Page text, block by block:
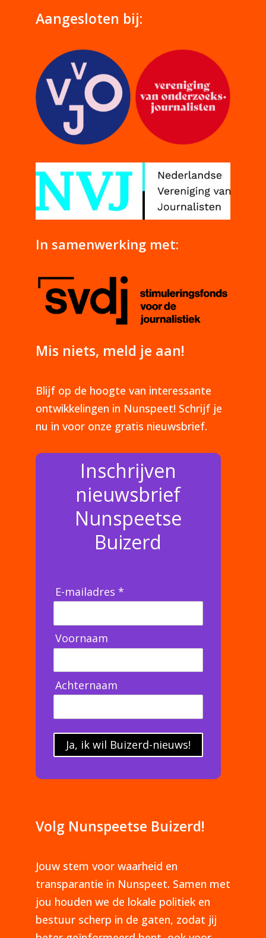
Aangesloten bij:
In samenwerking met:
Mis niets, meld je aan!
Blijf op de hoogte van interessante
ontwikkelingen in Nunspeet! Schrijf je
nu in voor onze gratis nieuwsbrief.
Inschrijven
nieuwsbrief
Nunspeetse
Buizerd
E-mailadres *
Voornaam
Achternaam
Ja, ik wil Buizerd-nieuws!
Volg Nunspeetse Buizerd!
Jouw stem voor waarheid en
transparantie in Nunspeet. Samen met
jou houden we de lokale politiek en
bestuur scherp in de gaten, zodat jij